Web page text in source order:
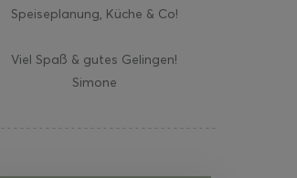
Speiseplanung, Küche & Co!
Viel Spaß & gutes Gelingen!
Simone